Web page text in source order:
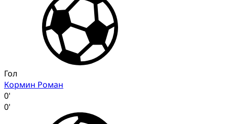
Гол
Кормин Роман
0'
0'